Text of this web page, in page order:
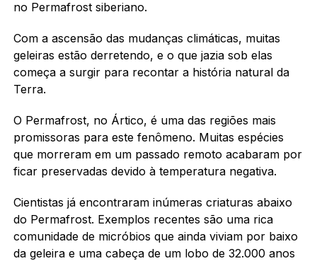
no Permafrost siberiano.
Com a ascensão das mudanças climáticas, muitas
geleiras estão derretendo, e o que jazia sob elas
começa a surgir para recontar a história natural da
Terra.
O Permafrost, no Ártico, é uma das regiões mais
promissoras para este fenômeno. Muitas espécies
que morreram em um passado remoto acabaram por
ficar preservadas devido à temperatura negativa.
Cientistas já encontraram inúmeras criaturas abaixo
do Permafrost. Exemplos recentes são uma rica
comunidade de micróbios que ainda viviam por baixo
da geleira e uma cabeça de um lobo de 32.000 anos